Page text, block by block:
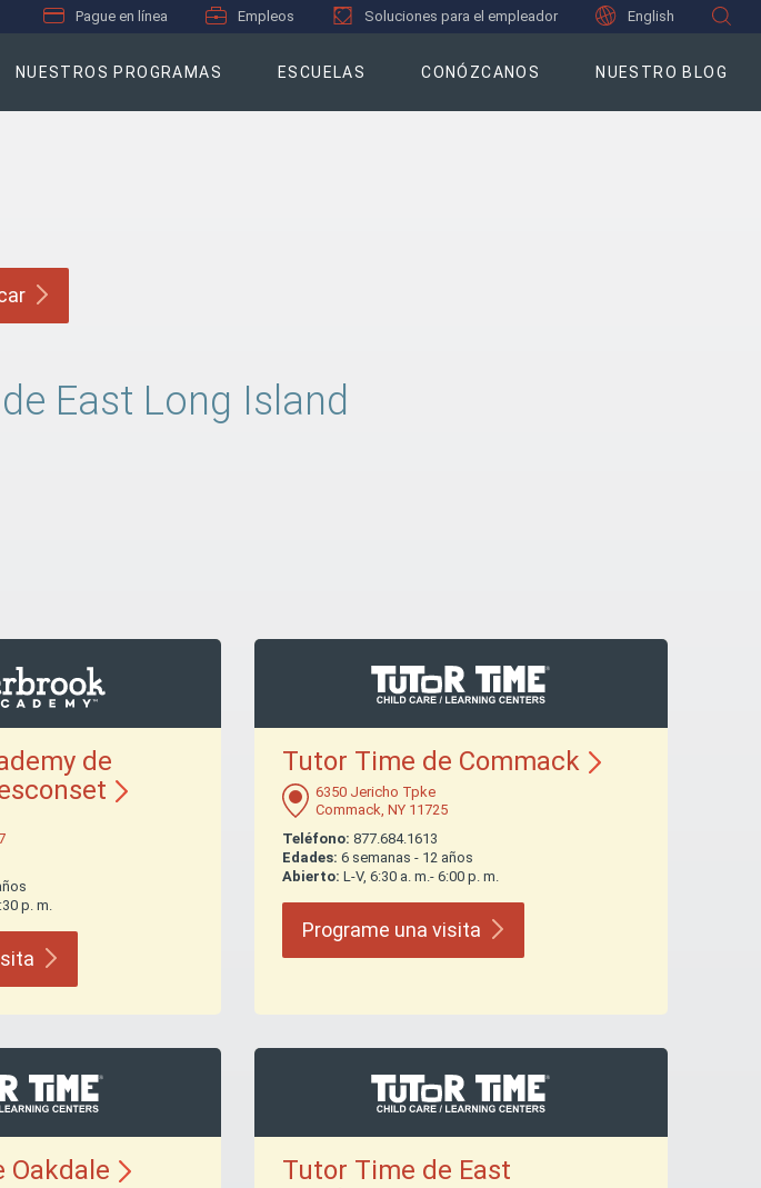
Pague en línea Empleos Soluciones para el empleador English
NUESTROS PROGRAMAS ESCUELAS CONÓZCANOS NUESTRO BLOG
East Long Island
de
p. m.
Tutor Time de Commack
6350 Jericho Tpke
Commack, NY 11725
Teléfono: 877.684.1613
Edades: 6 semanas - 12 años
Abierto: L-V, 6:30 a. m.- 6:00 p. m.
Programe una visita
Oakdale
Tutor Time de East